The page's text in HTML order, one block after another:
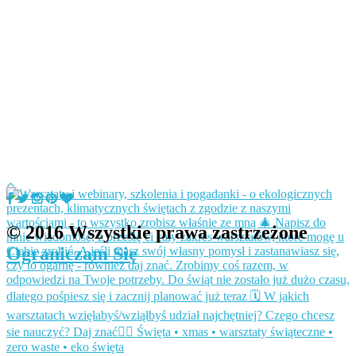
© 2016 Wszystkie prawa zastrzeżone
Ograniczam Się